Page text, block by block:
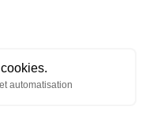
automatisation